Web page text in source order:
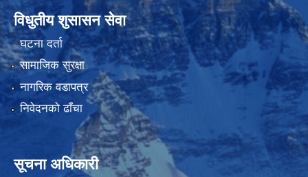
विधुतीय शुसासन सेवा
घटना दर्ता
सामाजिक सुरक्षा
नागरिक वडापत्र
निवेदनको ढाँचा
सूचना अधिकारी